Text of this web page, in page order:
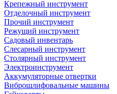
Крепежный инструмент
Отделочный инструмент
Прочий инструмент
Режущий инструмент
Садовый инвентарь
Слесарный инструмент
Столярный инструмент
Электроинструмент
Аккумуляторные отвертки
Виброшлифовальные машины